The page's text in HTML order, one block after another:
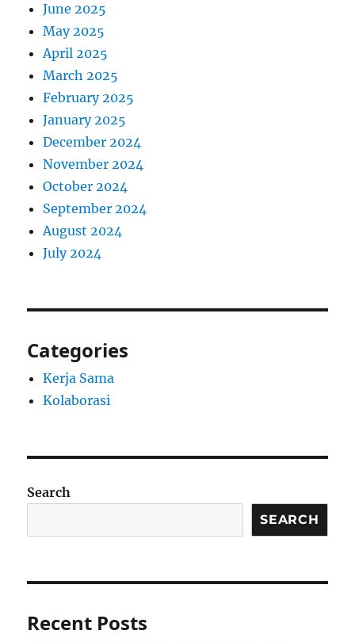
June 2025
May 2025
April 2025
March 2025
February 2025
January 2025
December 2024
November 2024
October 2024
September 2024
August 2024
July 2024
Categories
Kerja Sama
Kolaborasi
Search
SEARCH
Recent Posts